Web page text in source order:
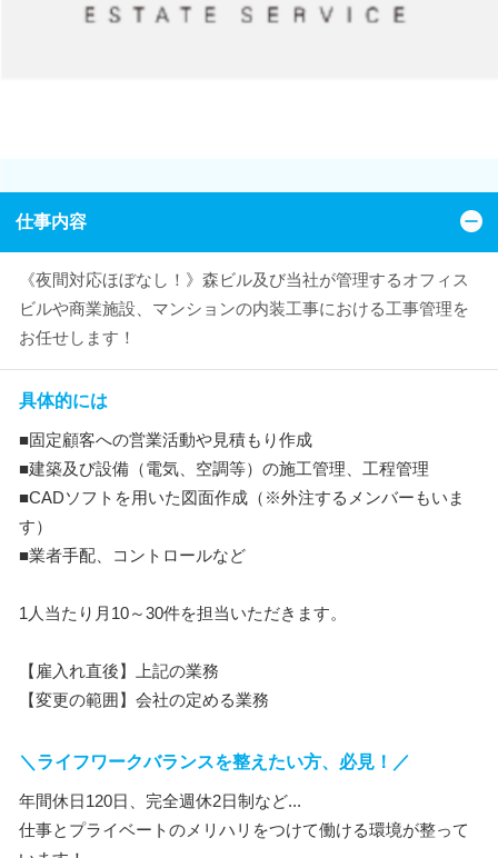
仕事内容
《夜間対応ほぼなし！》森ビル及び当社が管理するオフィス
ビルや商業施設、マンションの内装工事における工事管理を
お任せします！
具体的には
■固定顧客への営業活動や見積もり作成
■建築及び設備（電気、空調等）の施工管理、工程管理
■CADソフトを用いた図面作成（※外注するメンバーもいま
す）
■業者手配、コントロールなど
1人当たり月10～30件を担当いただきます。
【雇入れ直後】上記の業務
【変更の範囲】会社の定める業務
＼ライフワークバランスを整えたい方、必見！／
年間休日120日、完全週休2日制など...
仕事とプライベートのメリハリをつけて働ける環境が整って